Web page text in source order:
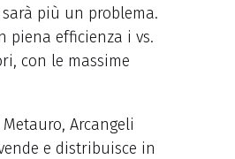
più un problema.
piena efficienza i vs.
con le massime
Arcangeli
e distribuisce in